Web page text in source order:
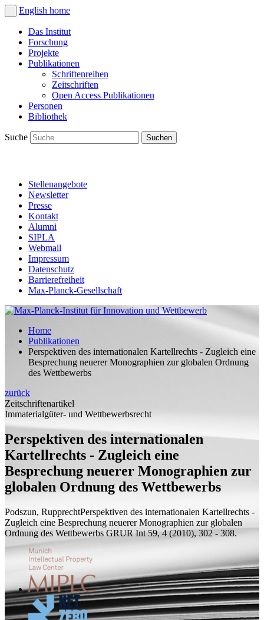
English home
Das Institut
Forschung
Projekte
Publikationen
Schriftenreihen
Zeitschriften
Open Access Publikationen
Personen
Bibliothek
Suche
Stellenangebote
Newsletter
Presse
Kontakt
Alumni
SIPLA
Webmail
Impressum
Datenschutz
Barrierefreiheit
Max-Planck-Gesellschaft
Home
Publikationen
Perspektiven des internationalen Kartellrechts - Zugleich eine
Besprechung neuerer Monographien zur globalen Ordnung
des Wettbewerbs
zurück
Zeitschriftenartikel
Immaterialgüter- und Wettbewerbsrecht
Perspektiven des internationalen
Kartellrechts - Zugleich eine
Besprechung neuerer Monographien zur
globalen Ordnung des Wettbewerbs
Podszun, RupprechtPerspektiven des internationalen Kartellrechts -
Zugleich eine Besprechung neuerer Monographien zur globalen
Ordnung des Wettbewerbs GRUR Int 59, 4 (2010), 302 - 308.